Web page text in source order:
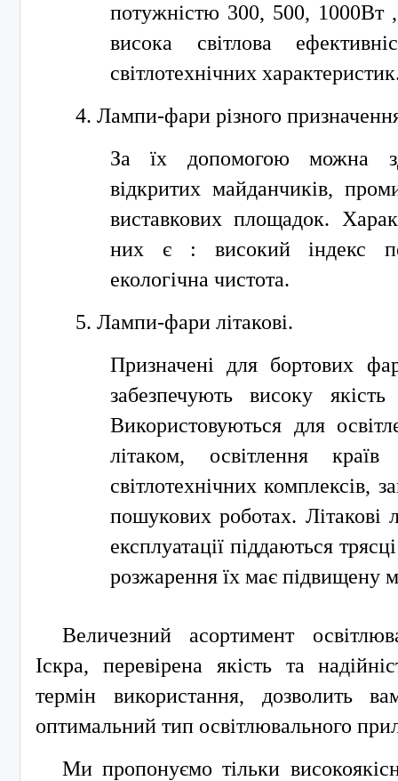
потужністю 300, 500, 1000Вт
висока світлова
світлотехнічних
Лампи-фари різного
За їх допомогою можна
відкритих майданчиків,
виставкових площадок.
них є : високий індекс
екологічна чистота.
Лампи-фари літакові.
Призначені для бортових
забезпечують високу якість
Використовуються для
літаком, освітлення
світлотехнічних комплексів,
пошукових роботах. Літакові
експлуатації піддаються
розжарення їх має підвищену
Величезний асортимент
Іскра, перевірена якість та
термін використання, дозволить
оптимальний тип освітлювального
Ми пропонуємо тільки